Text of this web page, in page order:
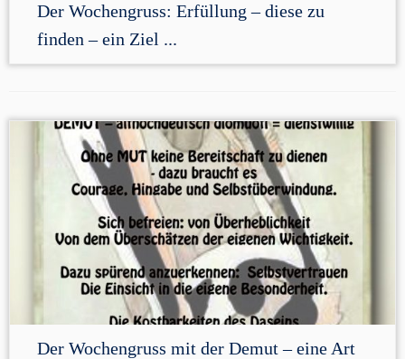
Der Wochengruss: Erfüllung – diese zu
finden – ein Ziel ...
Der Wochengruss mit der Demut – eine Art